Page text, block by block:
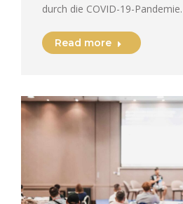
durch die COVID-19-
Read more